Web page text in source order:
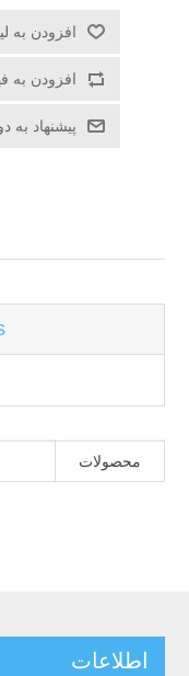
افزودن به
افزودن به
پیشنهاد به
نام ویژگی
محصولات
اطلاعات